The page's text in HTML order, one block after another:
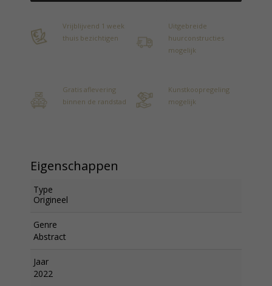
Vrijblijvend 1 week
thuis bezichtigen
Uitgebreide
huurconstructies
mogelijk
Gratis aflevering
binnen de randstad
Kunstkoopregeling
mogelijk
Eigenschappen
Type
Origineel
Genre
Abstract
Jaar
2022